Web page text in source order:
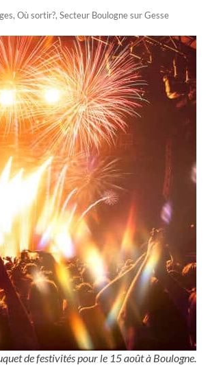
, Où sortir?, Secteur Boulogne sur Gesse
de festivités pour le 15 août à Boulogne.